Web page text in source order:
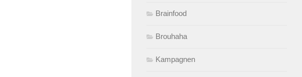
Brainfood
Brouhaha
Kampagnen